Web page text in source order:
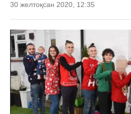
30 желтоқсан 2020, 12:35